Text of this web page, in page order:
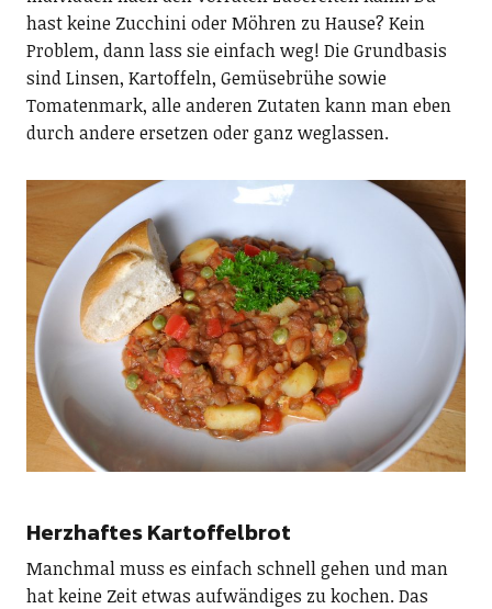
hast keine Zucchini oder Möhren zu Hause? Kein
Problem, dann lass sie einfach weg! Die Grundbasis
sind Linsen, Kartoffeln, Gemüsebrühe sowie
Tomatenmark, alle anderen Zutaten kann man eben
durch andere ersetzen oder ganz weglassen.
Herzhaftes Kartoffelbrot
Manchmal muss es einfach schnell gehen und man
hat keine Zeit etwas aufwändiges zu kochen. Das